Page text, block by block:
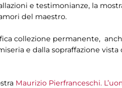
e testimonianze, la
del maestro.
collezione permanente,
e dalla sopraffazione
Maurizio Pierfranceschi.